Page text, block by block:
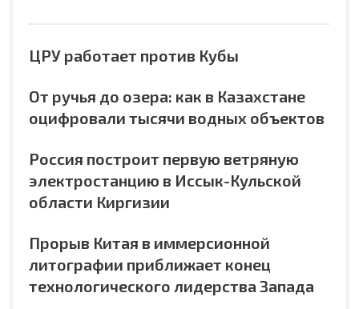
ЦРУ работает против Кубы
От ручья до озера: как в Казахстане
оцифровали тысячи водных объектов
Россия построит первую ветряную
электростанцию в Иссык-Кульской
области Киргизии
Прорыв Китая в иммерсионной
литографии приближает конец
технологического лидерства Запада